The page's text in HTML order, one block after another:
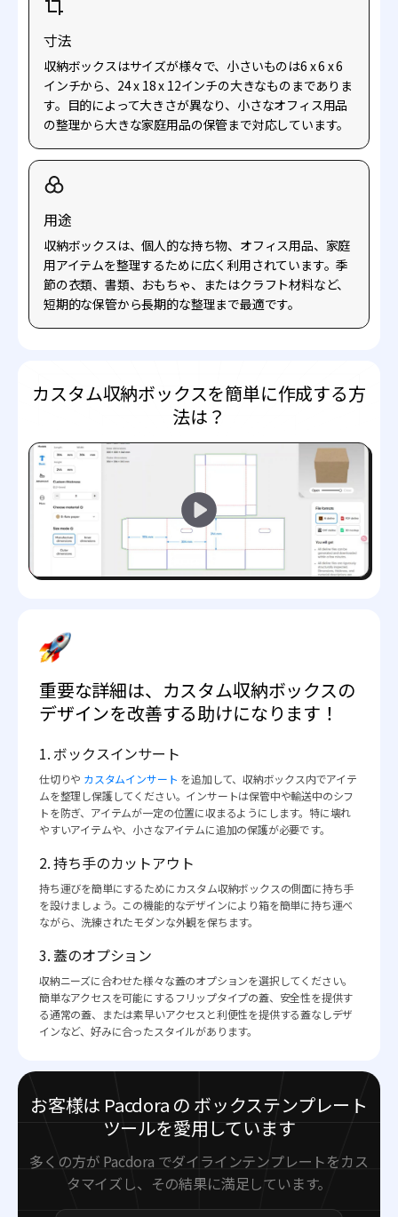
寸法
収納ボックスはサイズが様々で、小さいものは6 x 6 x 6
インチから、24 x 18 x 12インチの大きなものまでありま
す。目的によって大きさが異なり、小さなオフィス用品
の整理から大きな家庭用品の保管まで対応しています。
用途
収納ボックスは、個人的な持ち物、オフィス用品、家庭
用アイテムを整理するために広く利用されています。季
節の衣類、書類、おもちゃ、またはクラフト材料など、
短期的な保管から長期的な整理まで最適です。
カスタム収納ボックスを簡単に作成する方
法は？
重要な詳細は、カスタム収納ボックスの
デザインを改善する助けになります！
1. ボックスインサート
仕切りや カスタムインサート を追加して、収納ボックス内でアイテ
ムを整理し保護してください。インサートは保管中や輸送中のシフ
トを防ぎ、アイテムが一定の位置に収まるようにします。特に壊れ
やすいアイテムや、小さなアイテムに追加の保護が必要です。
2. 持ち手のカットアウト
持ち運びを簡単にするためにカスタム収納ボックスの側面に持ち手
を設けましょう。この機能的なデザインにより箱を簡単に持ち運べ
ながら、洗練されたモダンな外観を保ちます。
3. 蓋のオプション
収納ニーズに合わせた様々な蓋のオプションを選択してください。
簡単なアクセスを可能にするフリップタイプの蓋、安全性を提供す
る通常の蓋、または素早いアクセスと利便性を提供する蓋なしデザ
インなど、好みに合ったスタイルがあります。
お客様は Pacdora の ボックステンプレート
ツールを愛用しています
多くの方が Pacdora でダイラインテンプレートをカス
タマイズし、その結果に満足しています。